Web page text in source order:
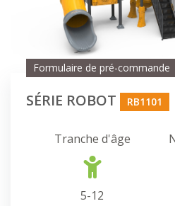
SÉRIE ROBOT RB1101
Formulaire de pré-commande
Tranche d'âge
5-12